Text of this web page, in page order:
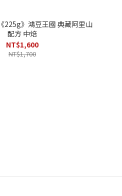
225g》鴻豆王國 典藏阿里山
配方 中焙
NT$1,600
NT$1,700